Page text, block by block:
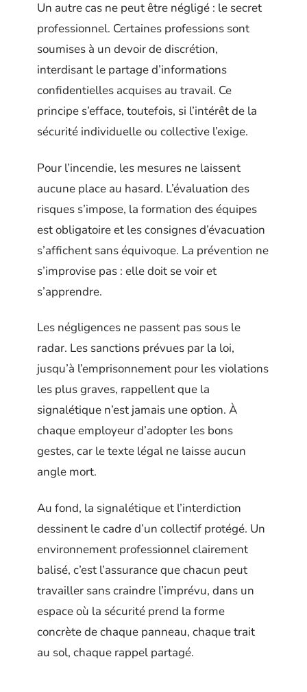
Un autre cas ne peut être négligé : le secret
professionnel. Certaines professions sont
soumises à un devoir de discrétion,
interdisant le partage d’informations
confidentielles acquises au travail. Ce
principe s’efface, toutefois, si l’intérêt de la
sécurité individuelle ou collective l’exige.
Pour l’incendie, les mesures ne laissent
aucune place au hasard. L’évaluation des
risques s’impose, la formation des équipes
est obligatoire et les consignes d’évacuation
s’affichent sans équivoque. La prévention ne
s’improvise pas : elle doit se voir et
s’apprendre.
Les négligences ne passent pas sous le
radar. Les sanctions prévues par la loi,
jusqu’à l’emprisonnement pour les violations
les plus graves, rappellent que la
signalétique n’est jamais une option. À
chaque employeur d’adopter les bons
gestes, car le texte légal ne laisse aucun
angle mort.
Au fond, la signalétique et l’interdiction
dessinent le cadre d’un collectif protégé. Un
environnement professionnel clairement
balisé, c’est l’assurance que chacun peut
travailler sans craindre l’imprévu, dans un
espace où la sécurité prend la forme
concrète de chaque panneau, chaque trait
au sol, chaque rappel partagé.